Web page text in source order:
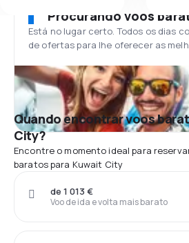
Procurando voos
Está no lugar certo. Todos os dias
de ofertas para lhe oferecer as
Quando encontrar voos
City?
Encontre o momento ideal para
baratos para Kuwait City
Voo de ida e volta mais barato
de 1 013 €